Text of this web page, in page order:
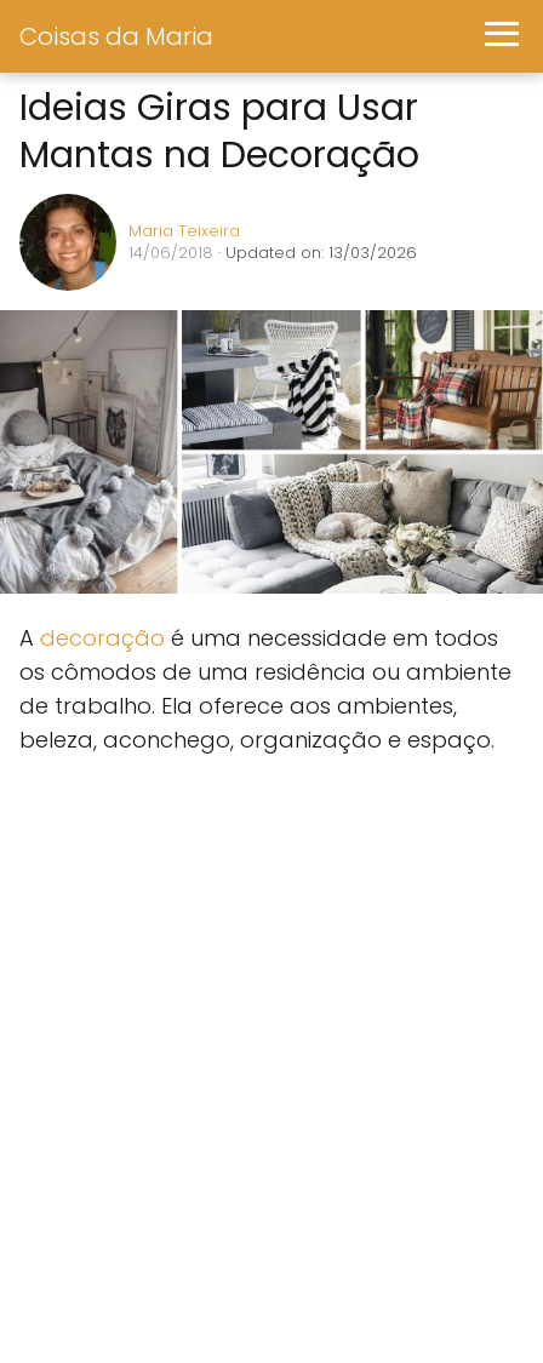
Coisas da Maria
Ideias Giras para Usar
Mantas na Decoração
Maria Teixeira
14/06/2018 · Updated on: 13/03/2026
A decoração é uma necessidade em todos
os cômodos de uma residência ou ambiente
de trabalho. Ela oferece aos ambientes,
beleza, aconchego, organização e espaço.